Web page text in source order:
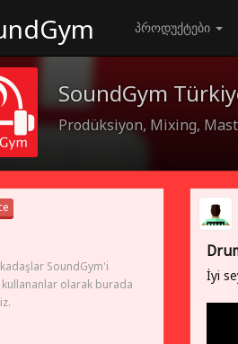
პროდუქტები
SoundGym
Prodüksiyon, Mixing,
SoundGym'i
kullananlar olarak burada
İyi